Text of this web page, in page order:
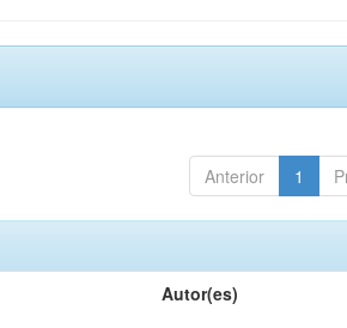
Anterior 1
Autor(es)